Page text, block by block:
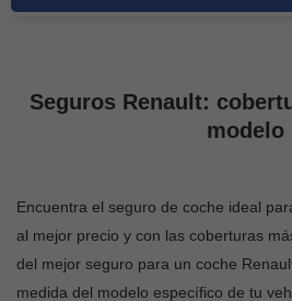
Seguros Renault:
modelo
Encuentra el seguro de coche ideal
al mejor precio y con las coberturas
del mejor seguro para un coche
medida del modelo específico de tu